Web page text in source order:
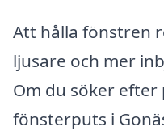
Att hålla fönstren
ljusare och mer
Om du söker efter
fönsterputs i